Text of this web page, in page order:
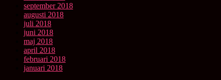
september 2018
augusti 2018
juli 2018
juni 2018
maj 2018
april 2018
februari 2018
januari 2018